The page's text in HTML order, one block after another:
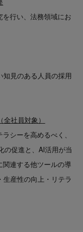
行い、法務領域にお
知見のある人員の採用
社員対象）
シーを高めるべく、
の促進と、AI活用が当
連する他ツールの導
生産性の向上・リテラ